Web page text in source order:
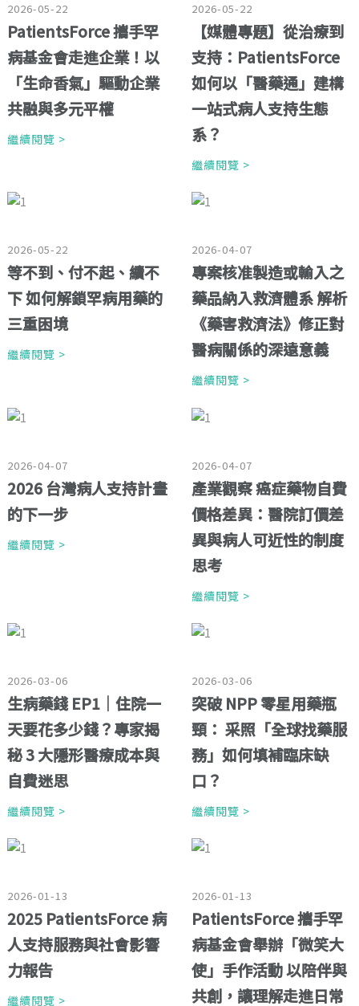
2026-05-22
PatientsForce 攜手罕
病基金會走進企業！以
「生命香氣」驅動企業
共融與多元平權
繼續閱覽 >
2026-05-22
【媒體專題】從治療到
支持：PatientsForce
如何以「醫藥通」建構
一站式病人支持生態
系？
繼續閱覽 >
2026-05-22
等不到、付不起、續不
下 如何解鎖罕病用藥的
三重困境
繼續閱覽 >
2026-04-07
專案核准製造或輸入之
藥品納入救濟體系 解析
《藥害救濟法》修正對
醫病關係的深遠意義
繼續閱覽 >
2026-04-07
2026 台灣病人支持計畫
的下一步
繼續閱覽 >
2026-04-07
產業觀察 癌症藥物自費
價格差異：醫院訂價差
異與病人可近性的制度
思考
繼續閱覽 >
2026-03-06
生病藥錢 EP1｜住院一
天要花多少錢？專家揭
秘 3 大隱形醫療成本與
自費迷思
繼續閱覽 >
2026-03-06
突破 NPP 零星用藥瓶
頸： 采照「全球找藥服
務」如何填補臨床缺
口？
繼續閱覽 >
2026-01-13
2025 PatientsForce 病
人支持服務與社會影響
力報告
繼續閱覽 >
2026-01-13
PatientsForce 攜手罕
病基金會舉辦「微笑大
使」手作活動 以陪伴與
共創，讓理解走進日常